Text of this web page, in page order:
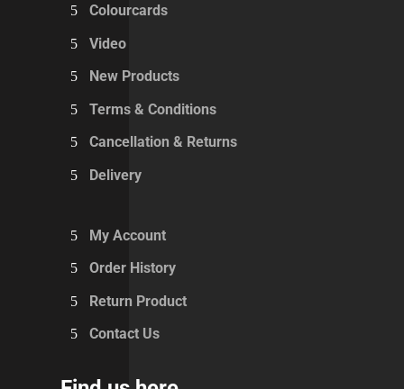
Colourcards
Video
New Products
Terms & Conditions
Cancellation & Returns
Delivery
My Account
Order History
Return Product
Contact Us